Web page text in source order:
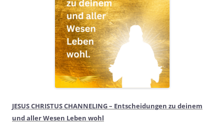
JESUS CHRISTUS CHANNELING – Entscheidungen zu deinem
und aller Wesen Leben wohl